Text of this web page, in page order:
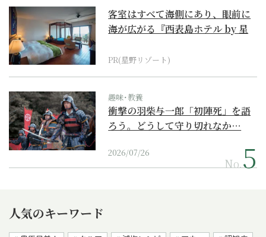
客室はすべて海側にあり、眼前に
海が広がる『西表島ホテル by 星
PR(星野リゾート)
趣味･教養
衝撃の羽柴与一郎「初陣死」を語
ろう。どうして守り切れなか…
2026/07/26
No.
人気のキーワード